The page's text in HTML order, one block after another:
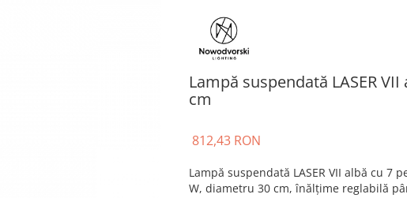
Lampă suspendată LASER
cm
812,43 RON
Lampă suspendată LASER VII albă cu 7
W, diametru 30 cm, înălțime reglabilă